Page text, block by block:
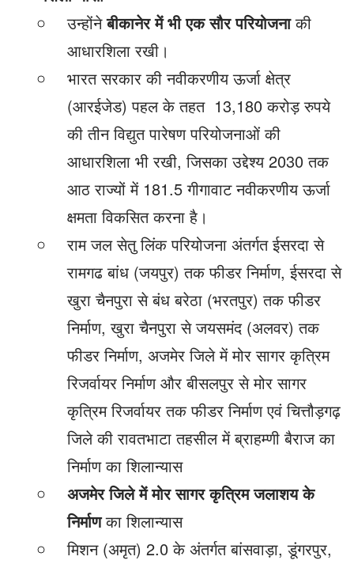
उन्होंनेबीकानेर में भी एक सौर परियोजनाकी
आधारशिला रखी।
भारत सरकार की नवीकरणीय ऊर्जा क्षेत्र
(आरईजेड) पहल के तहत 13,180 करोड़ रुपये
की तीन विद्युत पारेषण परियोजनाओं की
आधारशिला भी रखी, जिसका उद्देश्य 2030 तक
आठ राज्यों में 181.5 गीगावाट नवीकरणीय ऊर्जा
क्षमता विकसित करना है।
राम जल सेतु लिंक परियोजना अंतर्गत ईसरदा से
रामगढ बांध (जयपुर) तक फीडर निर्माण, ईसरदा से
खुरा चैनपुरा से बंध बरेठा (भरतपुर) तक फीडर
निर्माण, खुरा चैनपुरा से जयसमंद (अलवर) तक
फीडर निर्माण, अजमेर जिले में मोर सागर कृत्रिम
रिजर्वायर निर्माण और बीसलपुर से मोर सागर
कृत्रिम रिजर्वायर तक फीडर निर्माण एवं चित्तौड़गढ़
जिले की रावतभाटा तहसील में ब्राहम्णी बैराज का
निर्माण का शिलान्यास
अजमेर जिले में मोर सागर कृत्रिम जलाशय के
निर्माणका शिलान्यास
मिशन (अमृत) 2.0 के अंतर्गत बांसवाड़ा, डूंगरपुर,